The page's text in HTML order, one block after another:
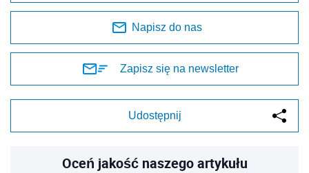
Napisz do nas
Zapisz się na newsletter
Udostępnij
Oceń jakość naszego artykułu